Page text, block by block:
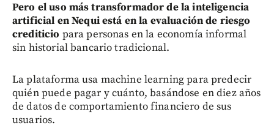
Pero el uso más transformador de la inteligencia
artificial en Nequi está en la evaluación de riesgo
crediticio para personas en la economía informal
sin historial bancario tradicional.
La plataforma usa machine learning para predecir
quién puede pagar y cuánto, basándose en diez años
de datos de comportamiento financiero de sus
usuarios.